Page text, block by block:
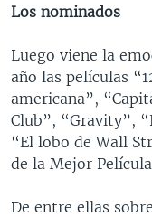
Los nominados
Luego viene la
año las películas
americana”,
Club”, “Gravity”,
“El lobo de Wall
de la Mejor
De entre ellas